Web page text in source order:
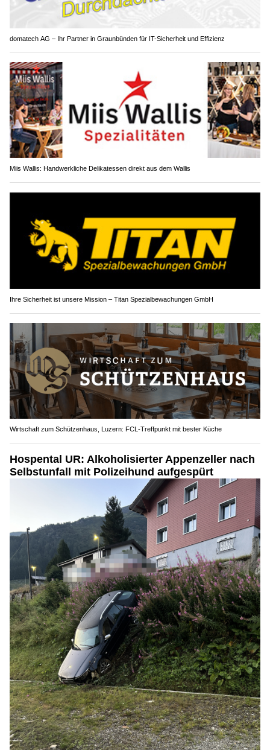
domatech AG – Ihr Partner in Graunbünden für IT-Sicherheit und Effizienz
Miis Wallis: Handwerkliche Delikatessen direkt aus dem Wallis
Ihre Sicherheit ist unsere Mission – Titan Spezialbewachungen GmbH
Wirtschaft zum Schützenhaus, Luzern: FCL-Treffpunkt mit bester Küche
Hospental UR: Alkoholisierter Appenzeller nach
Selbstunfall mit Polizeihund aufgespürt